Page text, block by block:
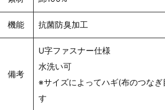
機能 抗菌防臭加工
備考
U字ファスナー仕様
水洗い可
※サイズによってハギ(布のつなぎ
す